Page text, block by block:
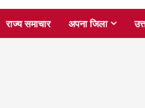
राज्य समाचार अपना जिला